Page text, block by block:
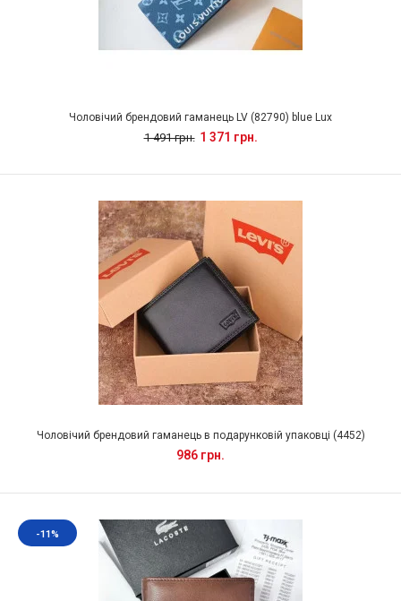
Чоловічий брендовий гаманець LV (82790) blue Lux
1 491 грн. 1 371 грн.
Чоловічий брендовий гаманець в подарунковій упаковці (4452)
986 грн.
-11%